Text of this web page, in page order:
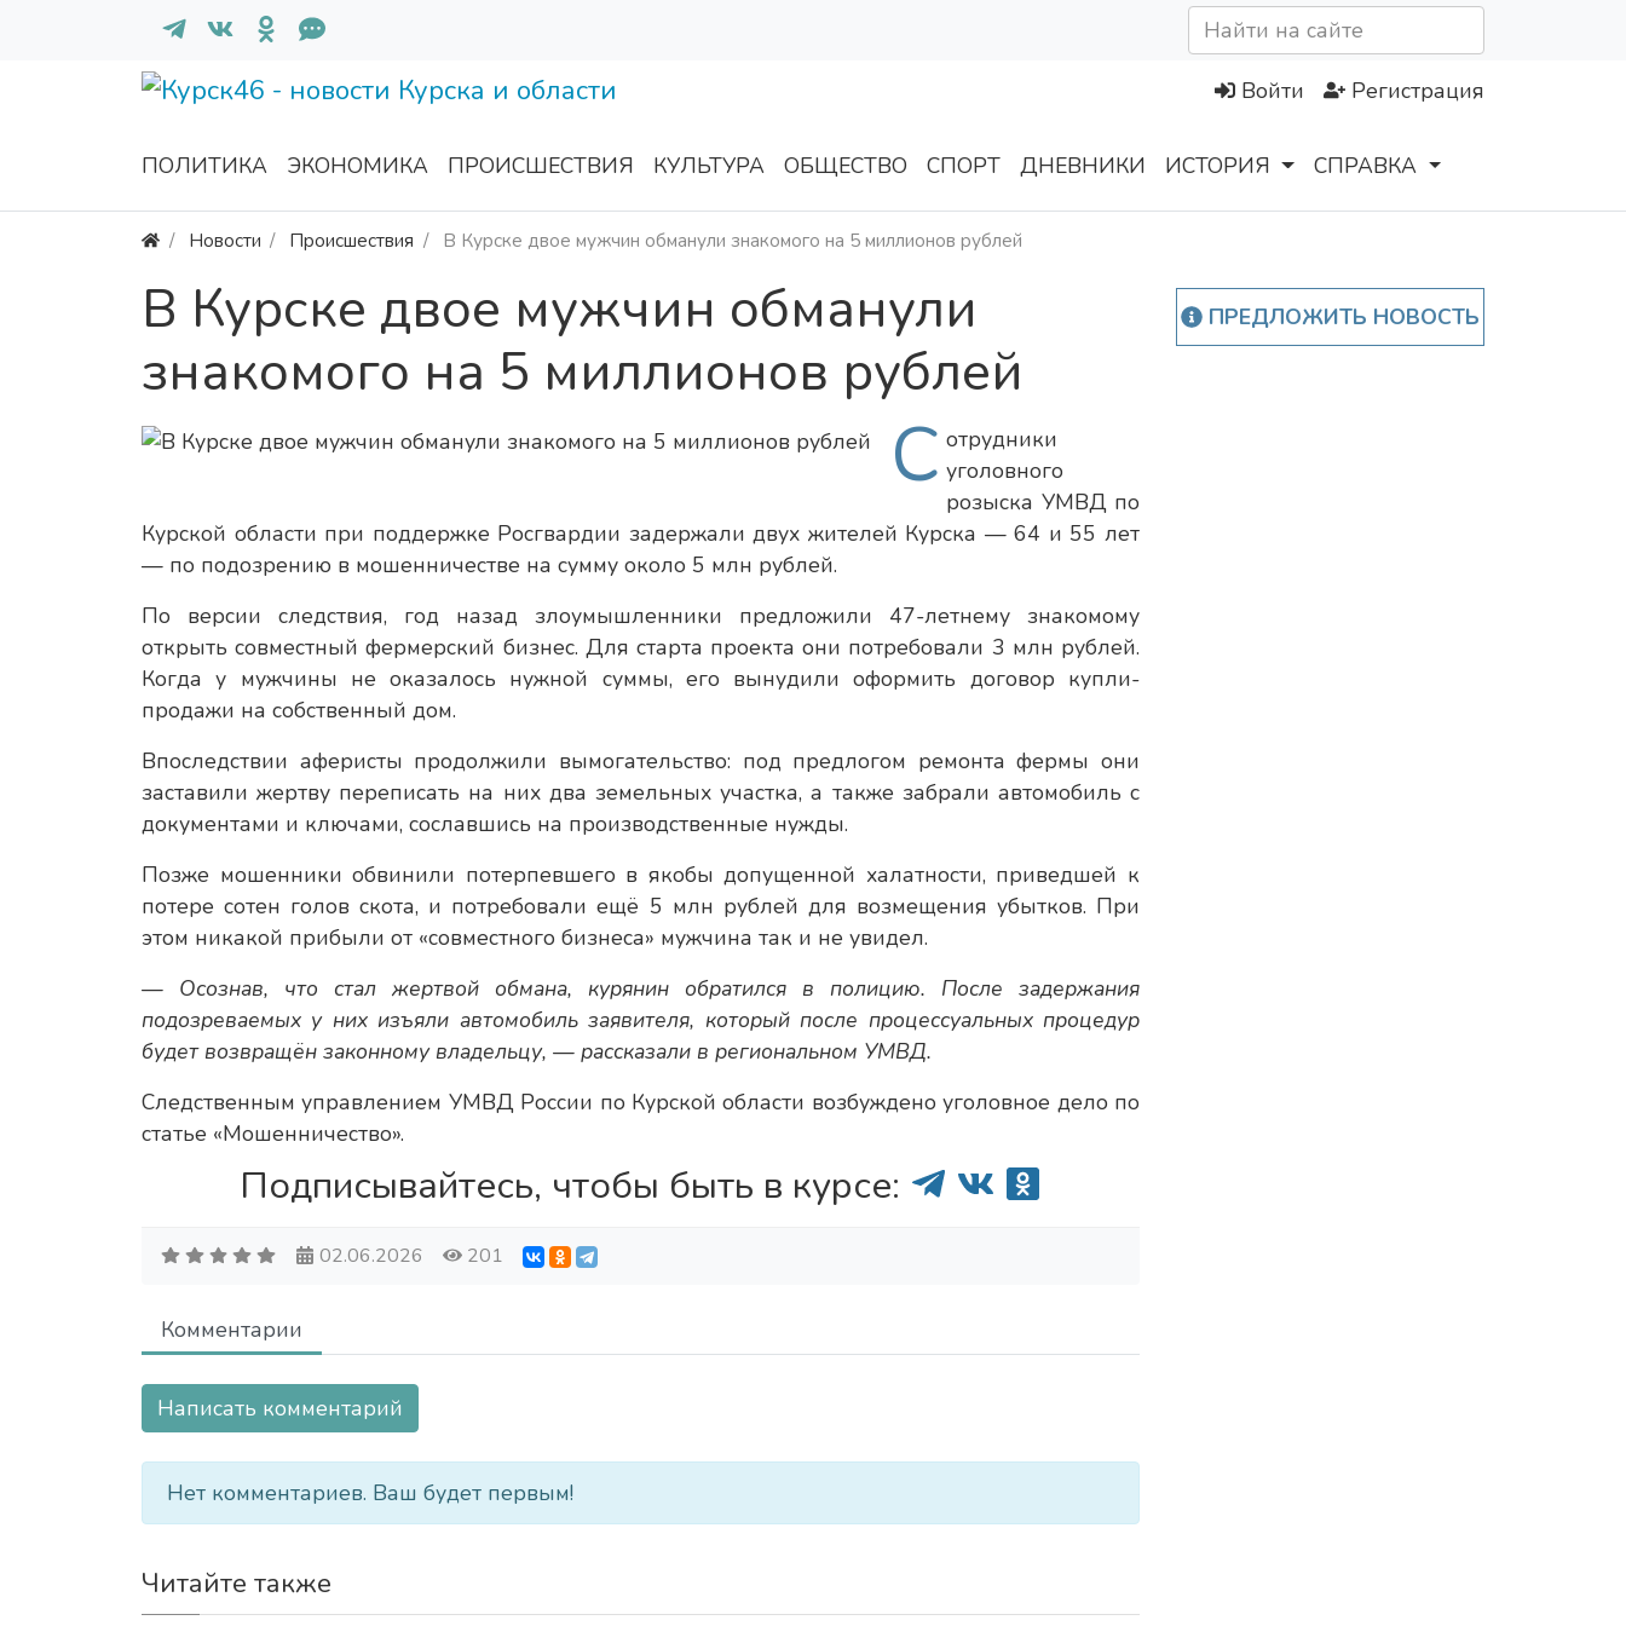
Войти Регистрация
ПОЛИТИКА ЭКОНОМИКА ПРОИСШЕСТВИЯ КУЛЬТУРА ОБЩЕСТВО СПОРТ ДНЕВНИКИ ИСТОРИЯ СПРАВКА
Новости Происшествия В Курске двое мужчин обманули знакомого на 5 миллионов рублей
В Курске двое мужчин обманули
знакомого на 5 миллионов рублей
С отрудники
уголовного
розыска УМВД по
Курской области при поддержке Росгвардии задержали двух жителей Курска — 64 и 55 лет
— по подозрению в мошенничестве на сумму около 5 млн рублей.
По версии следствия, год назад злоумышленники предложили 47-летнему знакомому
открыть совместный фермерский бизнес. Для старта проекта они потребовали 3 млн рублей.
Когда у мужчины не оказалось нужной суммы, его вынудили оформить договор купли-
продажи на собственный дом.
Впоследствии аферисты продолжили вымогательство: под предлогом ремонта фермы они
заставили жертву переписать на них два земельных участка, а также забрали автомобиль с
документами и ключами, сославшись на производственные нужды.
Позже мошенники обвинили потерпевшего в якобы допущенной халатности, приведшей к
потере сотен голов скота, и потребовали ещё 5 млн рублей для возмещения убытков. При
этом никакой прибыли от «совместного бизнеса» мужчина так и не увидел.
— Осознав, что стал жертвой обмана, курянин обратился в полицию. После задержания
подозреваемых у них изъяли автомобиль заявителя, который после процессуальных процедур
будет возвращён законному владельцу, — рассказали в региональном УМВД.
Следственным управлением УМВД России по Курской области возбуждено уголовное дело по
статье «Мошенничество».
Подписывайтесь, чтобы быть в курсе:
02.06.2026 201
Комментарии
Написать комментарий
Нет комментариев. Ваш будет первым!
Читайте также
ПРЕДЛОЖИТЬ НОВОСТЬ